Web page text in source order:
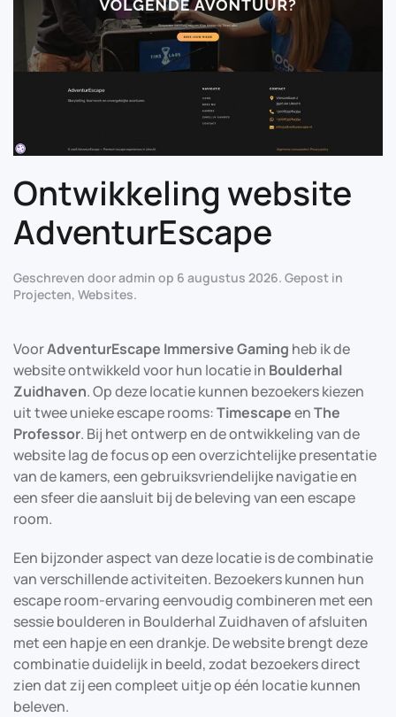
Ontwikkeling website
AdventurEscape
Geschreven dooradmin op 6 augustus 2026. Gepost in
Projecten, Websites.
VoorAdventurEscape Immersive Gaming heb ik de
website ontwikkeld voor hun locatie in Boulderhal
Zuidhaven. Op deze locatie kunnen bezoekers kiezen
uit twee unieke escape rooms:TimescapeenThe
Professor. Bij het ontwerp en de ontwikkeling van de
website lag de focus op een overzichtelijke presentatie
van de kamers, een gebruiksvriendelijke navigatie en
een sfeer die aansluit bij de beleving van een escape
room.
Een bijzonder aspect van deze locatie is de combinatie
van verschillende activiteiten. Bezoekers kunnen hun
escape room-ervaring eenvoudig combineren met een
sessie boulderen in Boulderhal Zuidhaven of afsluiten
met een hapje en een drankje. De website brengt deze
combinatie duidelijk in beeld, zodat bezoekers direct
zien dat zij een compleet uitje op één locatie kunnen
beleven.